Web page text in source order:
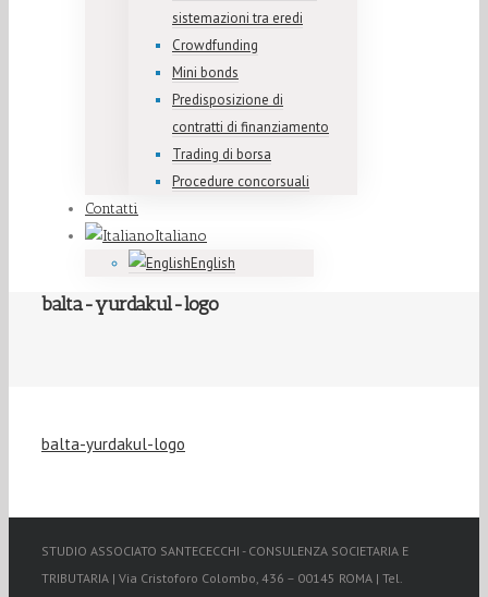
sistemazioni tra eredi
Crowdfunding
Mini bonds
Predisposizione di
contratti di finanziamento
Trading di borsa
Procedure concorsuali
Contatti
Italiano
English
balta-yurdakul-logo
balta-yurdakul-logo
STUDIO ASSOCIATO SANTECECCHI - CONSULENZA SOCIETARIA E
TRIBUTARIA | Via Cristoforo Colombo, 436 – 00145 ROMA | Tel.